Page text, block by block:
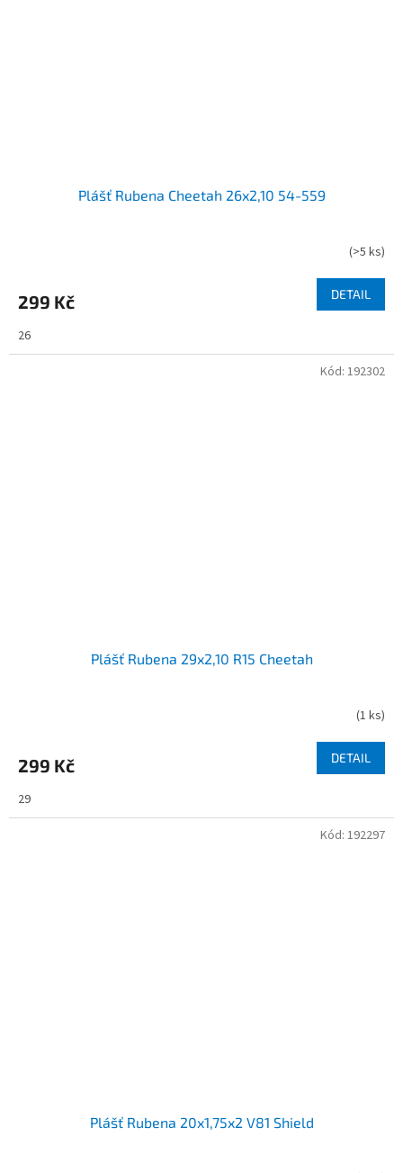
Plášť Rubena Cheetah 26x2,10 54-559
(>5 ks)
299 Kč DETAIL
26
Plášť Rubena 29x2,10 R15 Cheetah
(1 ks)
299 Kč DETAIL
29
Kód: 192302
Plášť Rubena 20x1,75x2 V81 Shield
Kód: 192297